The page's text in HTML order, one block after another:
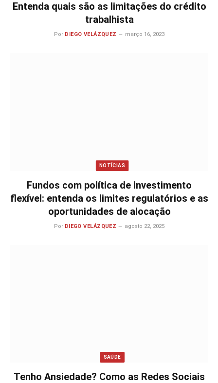
Entenda quais são as limitações do crédito
trabalhista
Por DIEGO VELÁZQUEZ março 16, 2023
NOTÍCIAS
Fundos com política de investimento
flexível: entenda os limites regulatórios e as
oportunidades de alocação
Por DIEGO VELÁZQUEZ agosto 22, 2025
SAÚDE
Tenho Ansiedade? Como as Redes Sociais